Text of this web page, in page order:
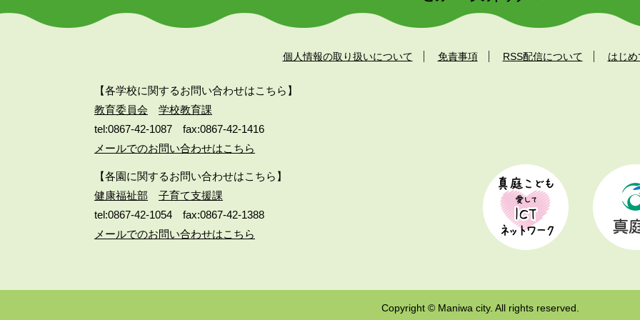
個人情報の取り扱いについて 免責事項 RSS配信について はじ
【各学校に関するお問い合わせはこちら】
教育委員会
学校教育課
tel:0867-42-1087
fax:0867-42-1416
メールでのお問い合わせはこちら
【各園に関するお問い合わせはこちら】
健康福祉部
子育て支援課
tel:0867-42-1054
fax:0867-42-1388
メールでのお問い合わせはこちら
Copyright © Maniwa city. All rights reserved.